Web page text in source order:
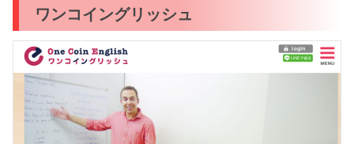
ワンコイングリッシュ